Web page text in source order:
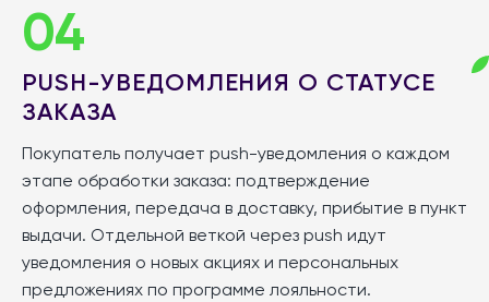
04
PUSH-УВЕДОМЛЕНИЯ О СТАТУСЕ
ЗАКАЗА
Покупатель получает push-уведомления о каждом
этапе обработки заказа: подтверждение
оформления, передача в доставку, прибытие в пункт
выдачи. Отдельной веткой через push идут
уведомления о новых акциях и персональных
предложениях по программе лояльности.